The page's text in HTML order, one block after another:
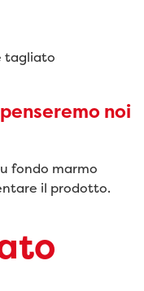
tagliato
noi
il prodotto.